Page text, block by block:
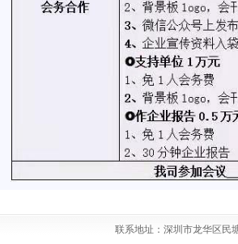
联系地址：深圳市龙华区民